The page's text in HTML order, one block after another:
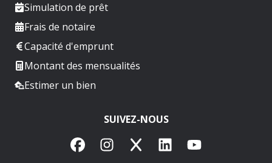
Simulation de prêt
Frais de notaire
Capacité d'emprunt
Montant des mensualités
Estimer un bien
SUIVEZ-NOUS
FacebookInstagram
X LinkedInYouTube